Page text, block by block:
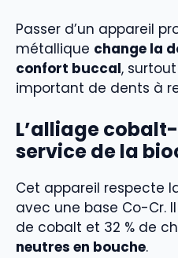
Passer d’un appareil
métallique change la
confort buccal,
important de dents à
L’alliage
service de la
Cet appareil respecte
avec une base Co-Cr.
de cobalt et 32 % de
neutres en bouche.